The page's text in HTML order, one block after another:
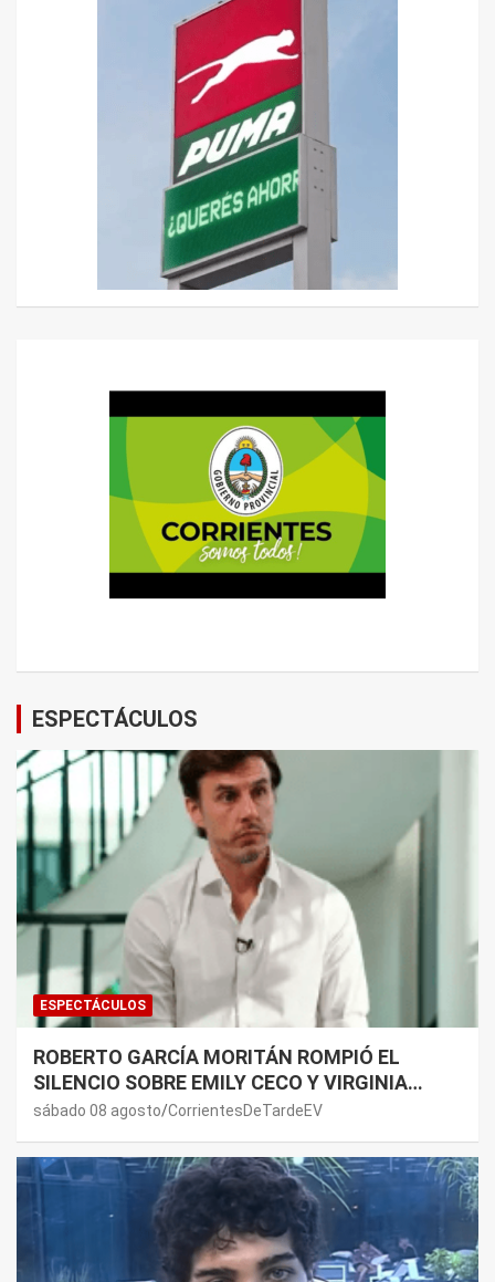
ESPECTÁCULOS
ESPECTÁCULOS
ROBERTO GARCÍA MORITÁN ROMPIÓ EL
SILENCIO SOBRE EMILY CECO Y VIRGINIA
GALLARDO: “DEDÍQUENSE A SUS VIDAS”
sábado 08 agosto CorrientesDeTardeEV